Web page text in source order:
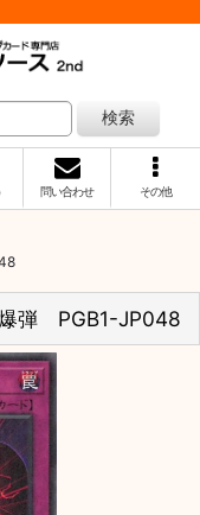
検索
問い合わせ その他
爆弾 PGB1-JP048